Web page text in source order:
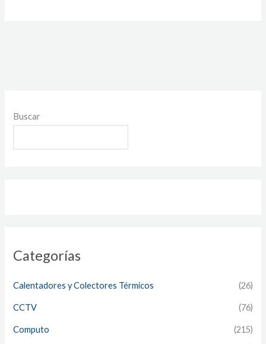
Buscar
Categorías
Calentadores y Colectores Térmicos (26)
CCTV (76)
Computo (215)